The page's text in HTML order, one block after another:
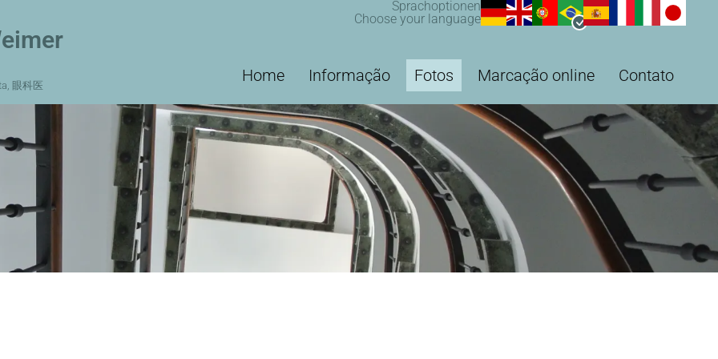
眼科医
Sprachoptionen
Choose your language
navigation
Home Informação Fotos Marcação online Contato